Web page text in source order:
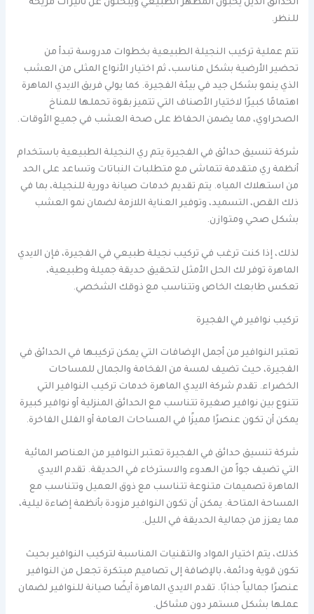
الحدائق الذين يحبون المظهر الطبيعي ويبحثون عن تأثيرات مريحة
للنظر.
تتم عملية تركيب النجيلة الطبيعية بخطوات مدروسة تبدأ من
تحضير الأرضية بشكل مناسب، ثم اختيار الأنواع المثلى من العشب
الذي ينمو بشكل جيد في بيئة الفجيرة. كما يولي فريق الايدي الماهرة
اهتمامًا كبيرًا لاختيار الأصناف التي تتميز بقوة تحملها للمناخ
الصحراوي، مما يضمن الحفاظ على صحة العشب في جميع الأوقات.
شركة تنسيق حدائق في الفجيرة يتم ري النجيلة الطبيعية باستخدام
أنظمة ري متقدمة تتماشى مع متطلبات النباتات وتساعد على الحد
من استهلاك المياه. يتم تقديم خدمات صيانة دورية للنجيلة، بما في
ذلك القص، التسميد، وتوفير العناية اللازمة لضمان نمو العشب
بشكل صحي ومتوازن.
لذلك، إذا كنت ترغب في تركيب نجيلة طبيعي في الفجيرة، فإن الايدي
الماهرة توفر لك الحل الأمثل لتحقيق حديقة جميلة وطبيعية،
تعكس طابعك الخاص وتتناسب مع ذوقك الشخصي.
تركيب نوافير في الفجيرة
تعتبر النوافير من أجمل الإضافات التي يمكن تركيبها في الحدائق في
الفجيرة، حيث تضيف لمسة من الفخامة والجمال للمساحات
الخضراء. تقدم شركة الايدي الماهرة خدمات تركيب النوافير التي
تتنوع بين نوافير صغيرة تتناسب مع الحدائق المنزلية أو نوافير كبيرة
يمكن أن تكون عنصرًا مميزًا في المساحات العامة أو الفلل الفاخرة.
شركة تنسيق حدائق في الفجيرة تعتبر النوافير من العناصر المائية
التي تضيف جواً من الهدوء والاسترخاء في الحديقة. تقدم الايدي
الماهرة تصميمات متنوعة تتناسب مع ذوق العميل وتتناسب مع
المساحة المتاحة. يمكن أن تكون النوافير مزودة بأنظمة إضاءة ليلية،
مما يعزز من جمالية الحديقة في الليل.
كذلك، يتم اختيار المواد والتقنيات المناسبة لتركيب النوافير بحيث
تكون قوية ودائمة، بالإضافة إلى تصاميم مبتكرة تجعل من النوافير
عنصرًا جمالياً جذابًا. تقدم الايدي الماهرة أيضًا صيانة للنوافير لضمان
عملها بشكل مستمر دون مشاكل.